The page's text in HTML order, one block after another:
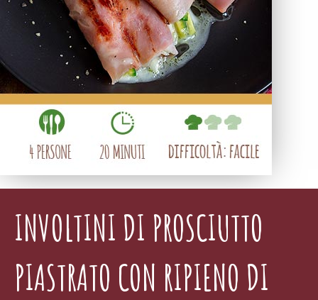
INVOLTINI DI PROSCIUTTO
PIASTRATO CON RIPIENO DI